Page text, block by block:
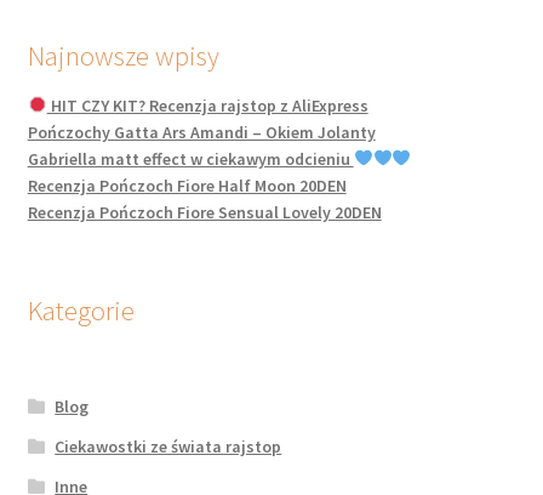
Najnowsze wpisy
HIT CZY KIT? Recenzja rajstop z AliExpress
Pończochy Gatta Ars Amandi – Okiem Jolanty
Gabriella matt effect w ciekawym odcieniu
Recenzja Pończoch Fiore Half Moon 20DEN
Recenzja Pończoch Fiore Sensual Lovely 20DEN
Kategorie
Blog
Ciekawostki ze świata rajstop
Inne